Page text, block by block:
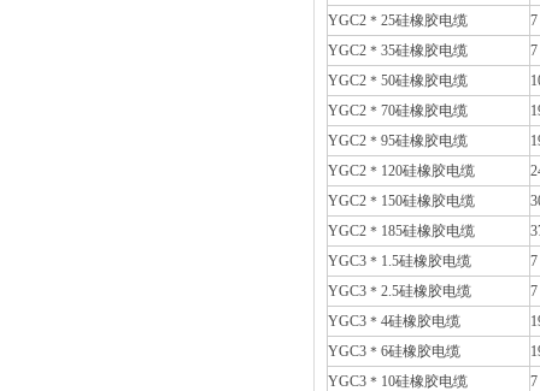
YGC2＊25硅橡胶电缆
YGC2＊35硅橡胶电缆
YGC2＊50硅橡胶电缆
YGC2＊70硅橡胶电缆
YGC2＊95硅橡胶电缆
YGC2＊120硅橡胶电缆
YGC2＊150硅橡胶电缆
YGC2＊185硅橡胶电缆
YGC3＊1.5硅橡胶电缆
YGC3＊2.5硅橡胶电缆
YGC3＊4硅橡胶电缆
YGC3＊6硅橡胶电缆
YGC3＊10硅橡胶电缆